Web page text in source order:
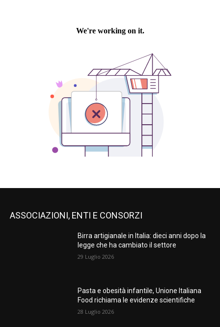
ASSOCIAZIONI, ENTI E CONSORZI
Birra artigianale in Italia: dieci anni dopo la
legge che ha cambiato il settore
29 Luglio 2026
Pasta e obesità infantile, Unione Italiana
Food richiama le evidenze scientifiche
28 Luglio 2026